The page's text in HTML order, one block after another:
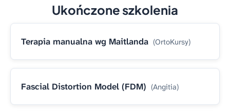
Ukończone szkolenia
Terapia manualna wg Maitlanda (OrtoKursy)
Fascial Distortion Model (FDM) (Angitia)